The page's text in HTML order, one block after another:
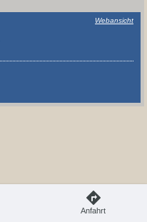
Webansicht
Anfahrt